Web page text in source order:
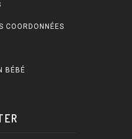
COORDONNÉES
BÉBÉ